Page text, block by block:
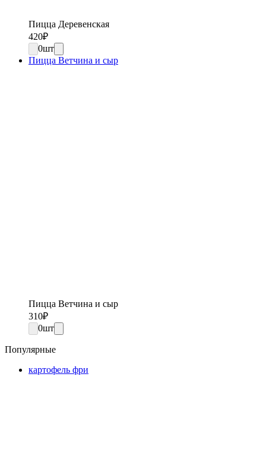
Пицца Деревенская
420₽
0шт
Пицца Ветчина и сыр
Пицца Ветчина и сыр
310₽
0шт
Популярные
картофель фри